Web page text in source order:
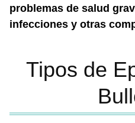
problemas de salud
infecciones y otras
Tipos de